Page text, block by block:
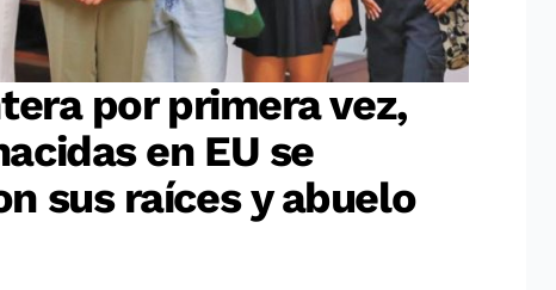
por primera vez,
en EU se
sus raíces y abuelo